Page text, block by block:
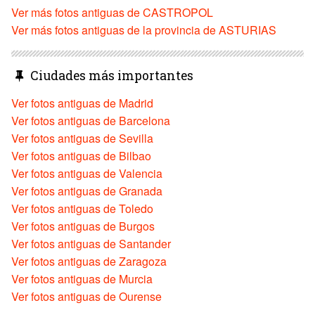
Ver más fotos antiguas de CASTROPOL
Ver más fotos antiguas de la provincia de ASTURIAS
Ciudades más importantes
Ver fotos antiguas de Madrid
Ver fotos antiguas de Barcelona
Ver fotos antiguas de Sevilla
Ver fotos antiguas de Bilbao
Ver fotos antiguas de Valencia
Ver fotos antiguas de Granada
Ver fotos antiguas de Toledo
Ver fotos antiguas de Burgos
Ver fotos antiguas de Santander
Ver fotos antiguas de Zaragoza
Ver fotos antiguas de Murcia
Ver fotos antiguas de Ourense